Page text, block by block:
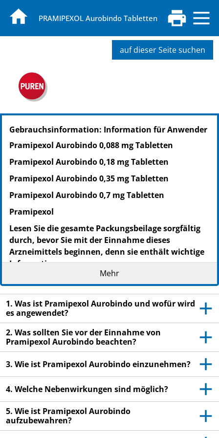
PRAMIPEXOL Aurobindo Tabletten
auf dieser Seite suchen
PZN: 09779841
PPN: 110977984161
NTIN: 04150097798413
PPN: 110977985851
NTIN: 04150097798581
Gebrauchsinformation: Information für Anwender
Pramipexol Aurobindo 0,088 mg Tabletten
Pramipexol Aurobindo 0,18 mg Tabletten
Pramipexol Aurobindo 0,35 mg Tabletten
Pramipexol Aurobindo 0,7 mg Tabletten
Pramipexol
Lesen Sie die gesamte Packungsbeilage sorgfältig
durch, bevor Sie mit der Einnahme dieses
Arzneimittels beginnen, denn sie enthält wichtige
Informationen.
Heben Sie die Packungsbeilage auf. Vielleicht
möchten Sie diese später nochmals lesen.
Wenn Sie weitere Fragen haben, wenden Sie sich
an Ihren Arzt oder Apotheker.
Dieses Arzneimittel wurde Ihnen persönlich
verschrieben. Geben Sie es nicht an Dritte weiter.
Es kann anderen Menschen schaden, auch wenn
diese die gleichen Beschwerden haben wie Sie.
Wenn Sie Nebenwirkungen bemerken, wenden Sie
sich an Ihren Arzt oder Apotheker. Dies gilt auch
für Nebenwirkungen, die nicht in dieser
Packungsbeilage angegeben sind. Siehe Abschnitt
4.
Mehr
1. Was ist Pramipexol Aurobindo und wofür wird
es angewendet?
2. Was sollten Sie vor der Einnahme von
Pramipexol Aurobindo beachten?
3. Wie ist Pramipexol Aurobindo einzunehmen?
4. Welche Nebenwirkungen sind möglich?
5. Wie ist Pramipexol Aurobindo
aufzubewahren?